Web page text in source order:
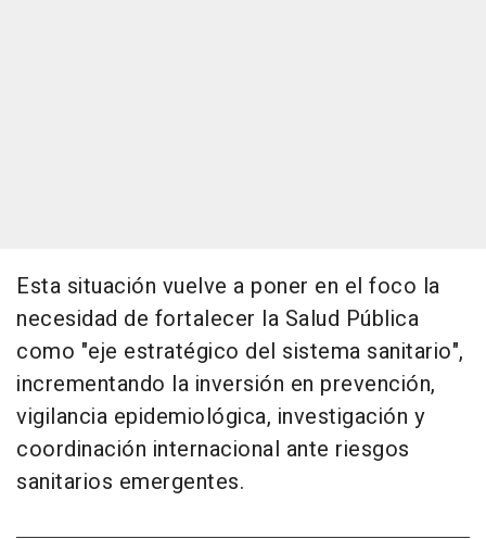
Esta situación vuelve a poner en el foco la
necesidad de fortalecer la Salud Pública
como "eje estratégico del sistema sanitario",
incrementando la inversión en prevención,
vigilancia epidemiológica, investigación y
coordinación internacional ante riesgos
sanitarios emergentes.